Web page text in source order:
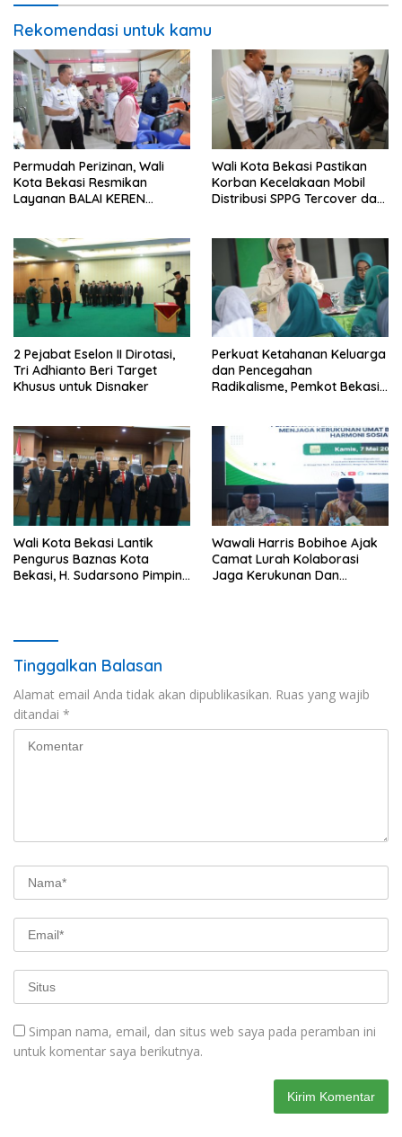
Rekomendasi untuk kamu
Permudah Perizinan, Wali
Kota Bekasi Resmikan
Layanan BALAI KEREN
Wali Kota Bekasi Pastikan
Korban Kecelakaan Mobil
Distribusi SPPG Tercover dan
2 Pejabat Eselon II Dirotasi,
Tri Adhianto Beri Target
Khusus untuk Disnaker
Perkuat Ketahanan Keluarga
dan Pencegahan
Radikalisme, Pemkot Bekasi
Wali Kota Bekasi Lantik
Pengurus Baznas Kota
Bekasi, H. Sudarsono Pimpin
Wawali Harris Bobihoe Ajak
Camat Lurah Kolaborasi
Jaga Kerukunan Dan
Tinggalkan Balasan
Alamat email Anda tidak akan dipublikasikan. Ruas yang wajib
ditandai *
Simpan nama, email, dan situs web saya pada peramban ini
untuk komentar saya berikutnya.